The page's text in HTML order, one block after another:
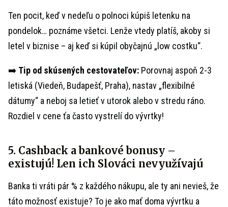
Ten pocit, keď v nedeľu o polnoci kúpiš letenku na
pondelok… poznáme všetci. Lenže vtedy platíš, akoby si
letel v biznise – aj keď si kúpil obyčajnú „low costku“.
➡️ Tip od skúsených cestovateľov: Porovnaj aspoň 2-3
letiská (Viedeň, Budapešť, Praha), nastav „flexibilné
dátumy“ a neboj sa letieť v utorok alebo v stredu ráno.
Rozdiel v cene ťa často vystrelí do vývrtky!
5. Cashback a bankové bonusy –
existujú! Len ich Slováci nevyužívajú
Banka ti vráti pár % z každého nákupu, ale ty ani nevieš, že
táto možnosť existuje? To je ako mať doma vývrtku a